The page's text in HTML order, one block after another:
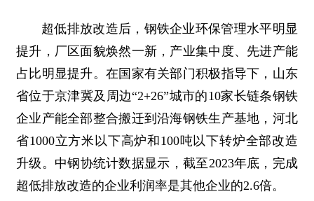
超低排放改造后，钢铁企业环保管理水平明显
提升，厂区面貌焕然一新，产业集中度、先进产能
占比明显提升。在国家有关部门积极指导下，山东
省位于京津冀及周边“2+26”城市的10家长链条钢铁
企业产能全部整合搬迁到沿海钢铁生产基地，河北
省1000立方米以下高炉和100吨以下转炉全部改造
升级。中钢协统计数据显示，截至2023年底，完成
超低排放改造的企业利润率是其他企业的2.6倍。